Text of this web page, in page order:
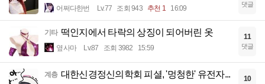
어쩌다한번 Lv.77 조회 943 추천 1 16:09 댓글
기타 떡인지에서 타락의 상징이 되어버린 옷
옆사마 Lv.87 조회 3982 15:59
11
댓글
계층 대한신경정신의학회 피셜, '멍청한' 유전자... 10